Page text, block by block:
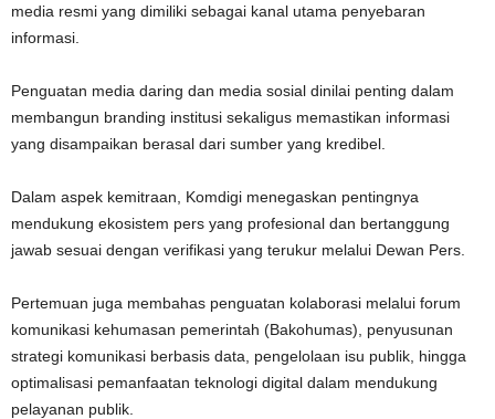
media resmi yang dimiliki sebagai kanal utama penyebaran
informasi.
Penguatan media daring dan media sosial dinilai penting dalam
membangun branding institusi sekaligus memastikan informasi
yang disampaikan berasal dari sumber yang kredibel.
Dalam aspek kemitraan, Komdigi menegaskan pentingnya
mendukung ekosistem pers yang profesional dan bertanggung
jawab sesuai dengan verifikasi yang terukur melalui Dewan Pers.
Pertemuan juga membahas penguatan kolaborasi melalui forum
komunikasi kehumasan pemerintah (Bakohumas), penyusunan
strategi komunikasi berbasis data, pengelolaan isu publik, hingga
optimalisasi pemanfaatan teknologi digital dalam mendukung
pelayanan publik.